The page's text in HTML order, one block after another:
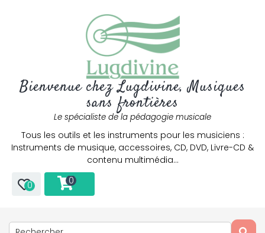
Bienvenue chez Lugdivine, Musiques
sans frontières
Le spécialiste de la pédagogie musicale
Tous les outils et les instruments pour les musiciens :
Instruments de musique, accessoires, CD, DVD, Livre-CD &
contenu multimédia…
0 0